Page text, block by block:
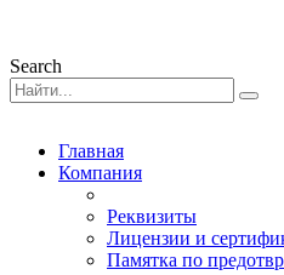
Search
Главная
Компания
Реквизиты
Лицензии и
Памятка по